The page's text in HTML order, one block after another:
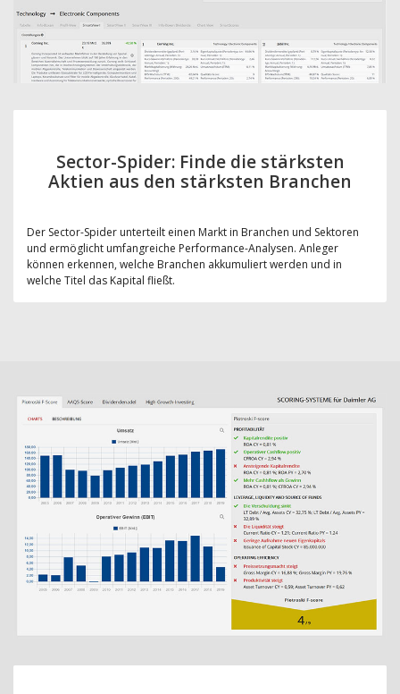
Sector-Spider: Finde die stärksten
Aktien aus den stärksten Branchen
Der Sector-Spider unterteilt einen Markt in Branchen und Sektoren
und ermöglicht umfangreiche Performance-Analysen. Anleger
können erkennen, welche Branchen akkumuliert werden und in
welche Titel das Kapital fließt.